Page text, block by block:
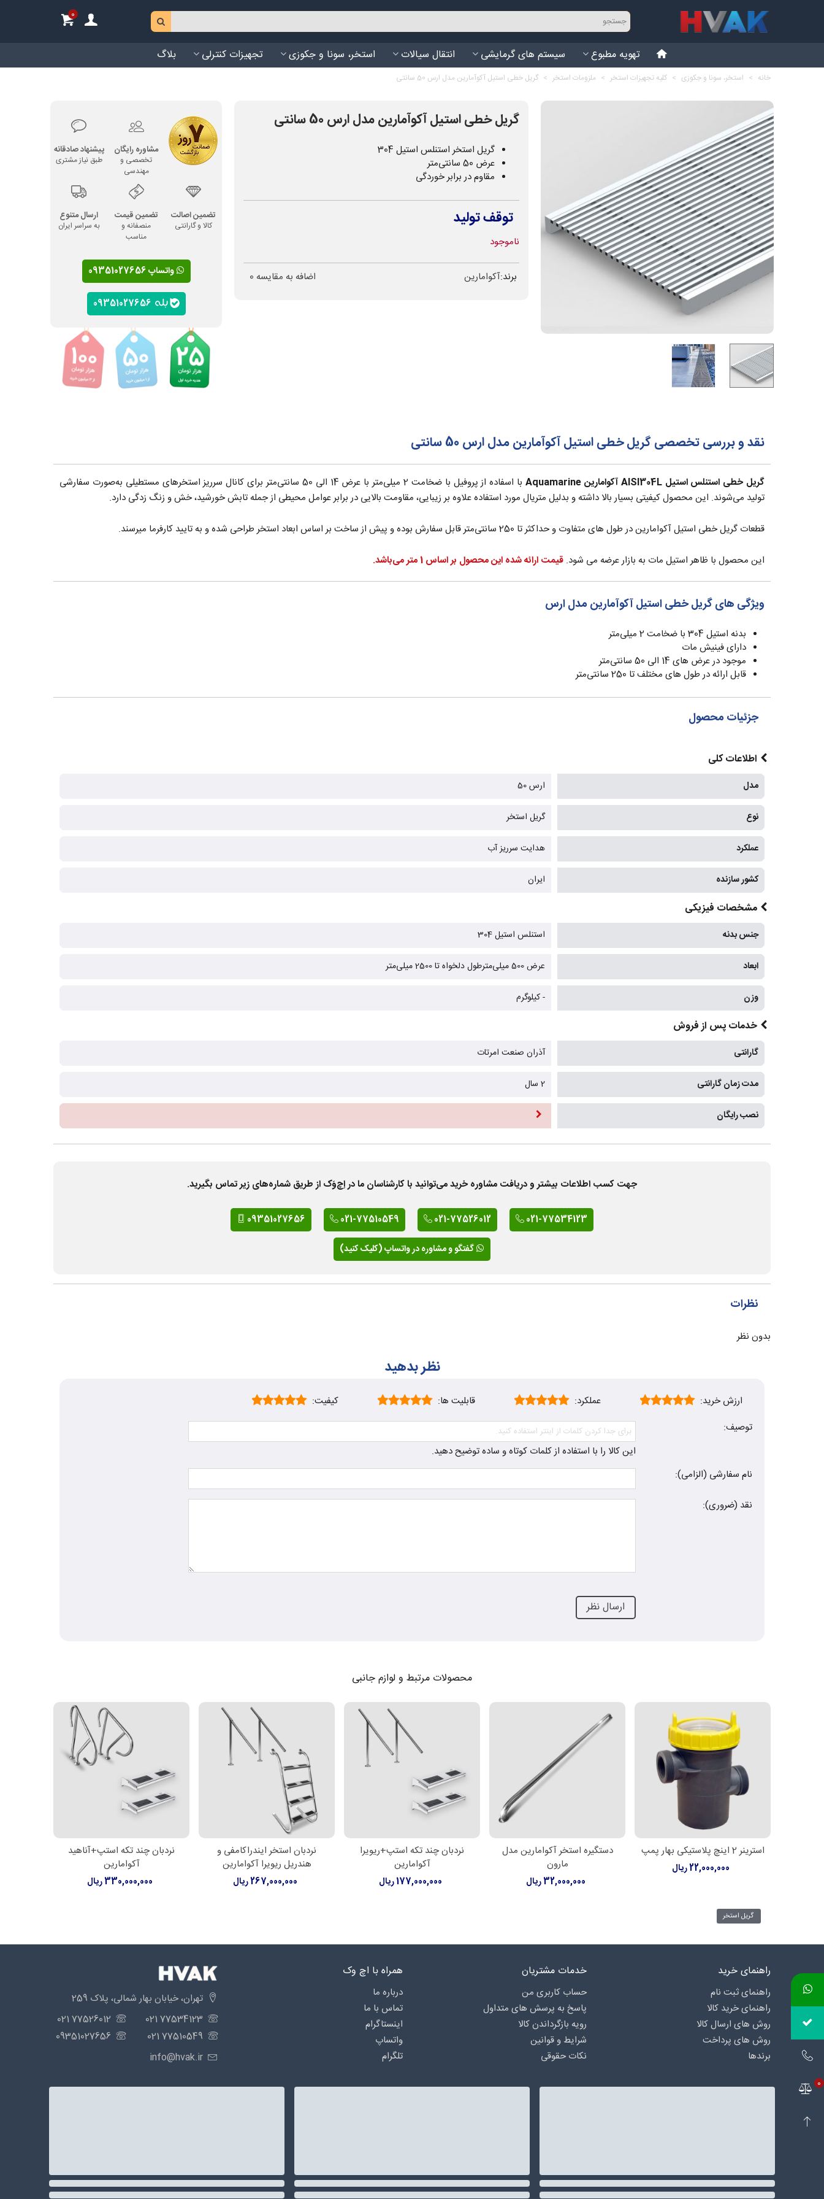
0
تهویه مطبوع سیستم های گرمایشی انتقال سیالات استخر، سونا و جکوزی تجهیزات کنترلی بلاگ
خانه > استخر، سونا و جکوزی > کلیه تجهیزات استخر > ملزومات استخر > گریل خطی استیل آکوآمارین مدل ارس 50 سانتی
گریل خطی استیل آکوآمارین مدل ارس 50 سانتی
گریل استخر استنلس استیل 304
عرض 50 سانتی‌متر
مقاوم در برابر خوردگی
توقف تولید
ناموجود
برند:آکوامارین اضافه به مقایسه 0
مشاوره رایگان
تخصصی و
مهندسی
پیشنهاد صادقانه
طبق نیاز مشتری
تضمین اصالت
کالا و گارانتی
تضمین قیمت
منصفانه و
مناسب
ارسال متنوع
به سراسر ایران
واتساپ 09351027656
نقد و بررسی تخصصی گریل خطی استیل آکوآمارین مدل ارس 50 سانتی
گریل خطی استنلس استیل AISI304L آکوامارین Aquamarine
با اسفاده از پروفیل با ضخامت 2 میلی‌متر با عرض 14 الی 50 سانتی‌متر برای کانال سرریز استخرهای مستطیلی به‌صورت سفارشی
تولید می‌شوند. این محصول کیفیتی بسیار بالا داشته و بدلیل متریال مورد استفاده علاوه بر زیبایی، مقاومت بالایی در برابر عوامل محیطی از جمله تابش خورشید، خش و زنگ زدگی دارد.
قطعات گریل خطی استیل آکوامارین در طول های متفاوت و حداکثر تا 250 سانتی‌متر قابل سفارش بوده و پیش از ساخت بر اساس ابعاد استخر طراحی شده و به تایید کارفرما میرسند.
این محصول با ظاهر استیل مات به بازار عرضه می شود. قیمت ارائه شده این محصول بر اساس 1 متر می‌باشد.
ویژگی های گریل خطی استیل آکوآمارین مدل ارس
بدنه استیل 304 با ضخامت 2 میلی‌متر
دارای فینیش مات
موجود در عرض های 14 الی 50 سانتی‌متر
قابل ارائه در طول های مختلف تا 250 سانتی‌متر
جزئیات محصول
اطلاعات کلی
مدل ارس 50
نوع گریل استخر
عملکرد هدایت سرریز آب
کشور سازنده ایران
مشخصات فیزیکی
جنس بدنه استنلس استیل 304
ابعاد عرض 500 میلی‌مترطول دلخواه تا 2500 میلی‌متر
وزن - کیلوگرم
خدمات پس از فروش
گارانتی آذران صنعت امرتات
مدت زمان گارانتی 2 سال
نصب رایگان
جهت کسب اطلاعات بیشتر و دریافت مشاوره خرید می‌توانید با کارشناسان ما در اِچ‌وَک از طریق شماره‌های زیر تماس بگیرید.
021-77534123
021-77526012
021-77510549
09351027656
گفتگو و مشاوره در واتساپ (کلیک کنید)
نظرات
بدون نظر
نظر بدهید
ارزش خرید: عملکرد: قابلیت ها:
کیفیت:
توصیف:
این کالا را با استفاده از کلمات کوتاه و ساده توضیح دهید.
نام سفارشی (الزامی):
نقد (ضروری):
محصولات مرتبط و لوازم جانبی
افزودن به سبد خریداسترینر 2 اینچ پلاستیکی بهار پمپ
22,000,000 ریال
اطلاعات بیشتر
دستگیره استخر آکوامارین مدل
مارون
32,000,000 ریال
اطلاعات بیشتر
نردبان چند تکه استپ+ریویرا
آکوامارین
177,000,000 ریال
اطلاعات بیشتر
نردبان استخر ایندراکامفی و
هندریل ریویرا آکوامارین
267,000,000 ریال
اطلاعات بیشتر
نردبان چند تکه استپ+آناهید
آکوامارین
330,000,000 ریال
گریل استخر
راهنمای خرید
راهنمای ثبت نام
راهنمای خرید کالا
روش های ارسال کالا
روش های پرداخت
برندها
خدمات مشتریان
حساب کاربری من
پاسخ به پرسش های متداول
رویه بازگرداندن کالا
شرایط و قوانین
نکات حقوقی
همراه با اچ وک
درباره‌ ما
تماس با ما
اینستاگرام
واتساپ
تلگرام
تهران، خیابان بهار شمالی، پلاک 259
77534123 021
77526012 021
77510549 021
09351027656
info@hvak.ir
0